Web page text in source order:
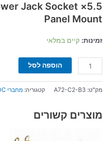
Jack Socket
Panel Mount
זמינות: קיים במלאי
הוספה לסל
מק"ט: A72-C2-B3 קטגוריה: מחברי DC
מוצרים קשורים